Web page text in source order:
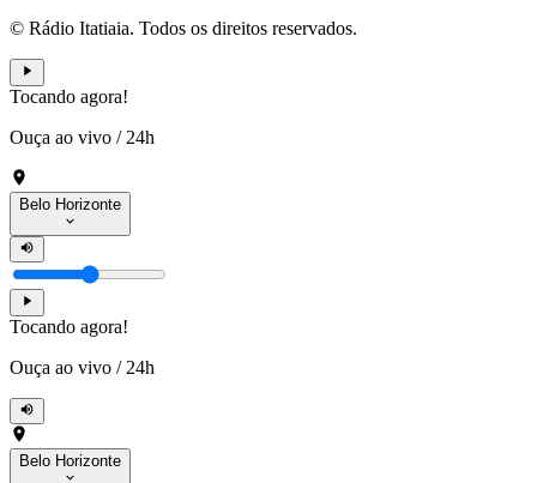
© Rádio Itatiaia. Todos os direitos reservados.
Tocando agora!
Ouça ao vivo / 24h
Belo Horizonte
Tocando agora!
Ouça ao vivo / 24h
Belo Horizonte